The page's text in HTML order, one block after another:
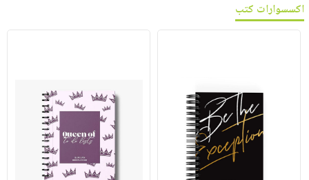
اكسسوارات كتب